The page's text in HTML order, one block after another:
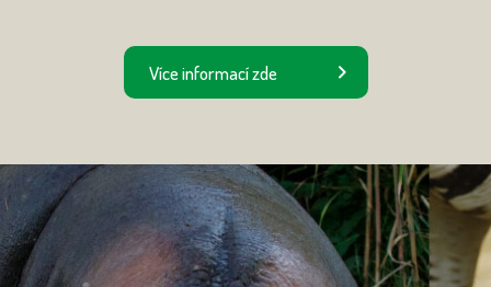
Více informací zde